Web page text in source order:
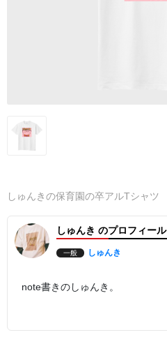
しゅんきの保育園の卒アルTシャツ
しゅんき のプロフィール
一般 しゅんき
note書きのしゅんき。